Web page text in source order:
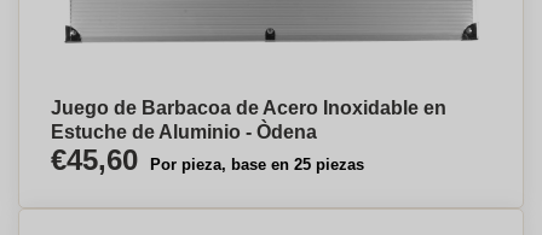
Juego de Barbacoa de Acero Inoxidable en
Estuche de Aluminio - Òdena
€45,60 Por pieza, base en 25 piezas